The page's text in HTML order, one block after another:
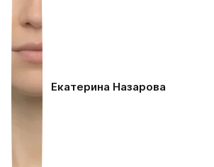
Екатерина Назарова